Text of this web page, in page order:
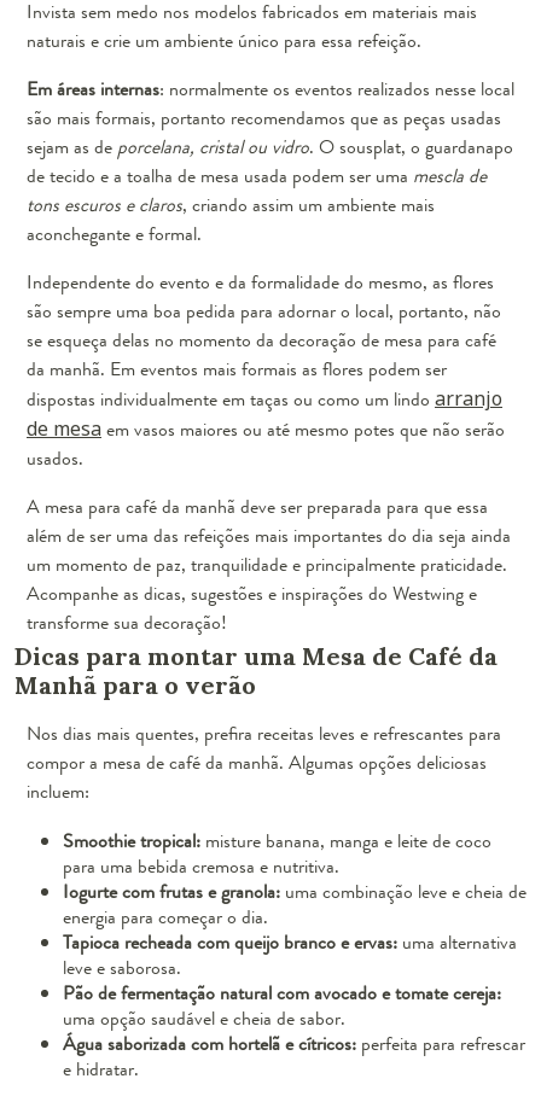
Invista sem medo nos modelos fabricados em materiais mais
naturais e crie um ambiente único para essa refeição.
Em áreas internas: normalmente os eventos realizados nesse local
são mais formais, portanto recomendamos que as peças usadas
sejam as de porcelana, cristal ou vidro. O sousplat, o guardanapo
de tecido e a toalha de mesa usada podem ser uma mescla de
tons escuros e claros, criando assim um ambiente mais
aconchegante e formal.
Independente do evento e da formalidade do mesmo, as flores
são sempre uma boa pedida para adornar o local, portanto, não
se esqueça delas no momento da decoração de mesa para café
da manhã. Em eventos mais formais as flores podem ser
dispostas individualmente em taças ou como um lindo arranjo
de mesaem vasos maiores ou até mesmo potes que não serão
usados.
A mesa para café da manhã deve ser preparada para que essa
além de ser uma das refeições mais importantes do dia seja ainda
um momento de paz, tranquilidade e principalmente praticidade.
Acompanhe as dicas, sugestões e inspirações do Westwing e
transforme sua decoração!
Dicas para montar uma Mesa de Café da
Manhã para o verão
Nos dias mais quentes, prefira receitas leves e refrescantes para
compor a mesa de café da manhã. Algumas opções deliciosas
incluem:
Smoothie tropical: misture banana, manga e leite de coco
para uma bebida cremosa e nutritiva.
Iogurte com frutas e granola: uma combinação leve e cheia de
energia para começar o dia.
Tapioca recheada com queijo branco e ervas: uma alternativa
leve e saborosa.
Pão de fermentação natural com avocado e tomate cereja:
uma opção saudável e cheia de sabor.
Água saborizada com hortelã e cítricos: perfeita para refrescar
e hidratar.